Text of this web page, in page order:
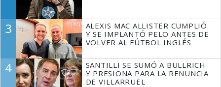
3
ALEXIS MAC ALLISTER CUMPLIÓ
Y SE IMPLANTÓ PELO ANTES DE
VOLVER AL FÚTBOL INGLÉS
4
SANTILLI SE SUMÓ A BULLRICH
Y PRESIONA PARA LA RENUNCIA
DE VILLARRUEL